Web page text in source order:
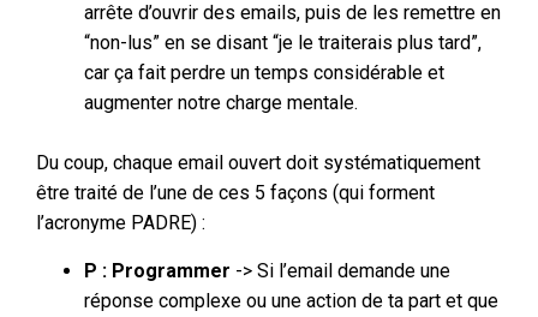
arrête d’ouvrir des emails, puis de les remettre en
“non-lus” en se disant “je le traiterais plus tard”,
car ça fait perdre un temps considérable et
augmenter notre charge mentale.
Du coup, chaque email ouvert doit systématiquement
être traité de l’une de ces 5 façons (qui forment
l’acronyme PADRE) :
P : Programmer -> Si l’email demande une
réponse complexe ou une action de ta part et que